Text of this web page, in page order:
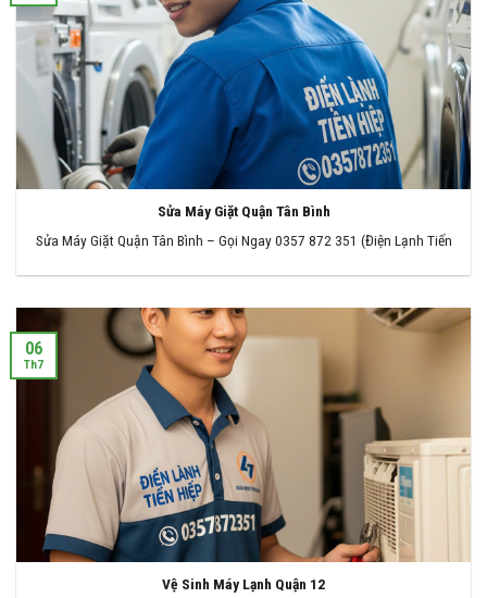
Sửa Máy Giặt Quận Tân Bình
Sửa Máy Giặt Quận Tân Bình – Gọi Ngay 0357 872 351 (Điện Lạnh Tiến
Vệ Sinh Máy Lạnh Quận 12
06
Th7